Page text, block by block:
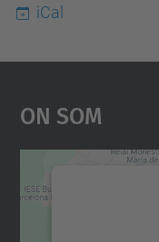
iCal
On Som